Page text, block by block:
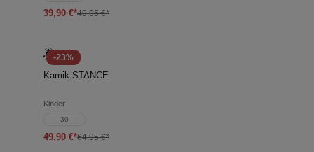
39,90 €*49,95 €*
-23%
Kamik STANCE
Kinder
30
49,90 €*64,95 €*